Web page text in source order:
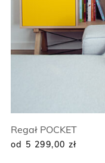
Regał POCKET
od 5 299,00 zł